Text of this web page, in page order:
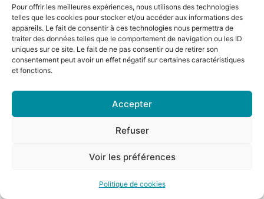
Pour offrir les meilleures expériences, nous utilisons des technologies
telles que les cookies pour stocker et/ou accéder aux informations des
appareils. Le fait de consentir à ces technologies nous permettra de
traiter des données telles que le comportement de navigation ou les ID
uniques sur ce site. Le fait de ne pas consentir ou de retirer son
consentement peut avoir un effet négatif sur certaines caractéristiques
et fonctions.
Accepter
Refuser
Voir les préférences
Politique de cookies